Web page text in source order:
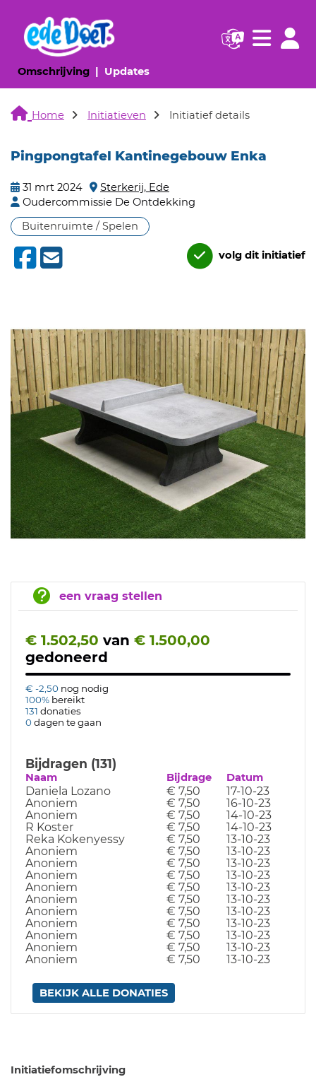
Omschrijving(huidige pagina)
Updates(huidige pagina)
Navigatie
Home Initiatieven Initiatief details
Pingpongtafel Kantinegebouw Enka
31 mrt 2024
Sterkerij, Ede
Oudercommissie De Ontdekking
Buitenruimte / Spelen
volg dit initiatief
een vraag stellen
€ 1.502,50 van € 1.500,00
gedoneerd
€ -2,50 nog nodig
100% bereikt
131 donaties
0dagen te gaan
Bijdragen (131)
Naam Bijdrage Datum
Daniela Lozano € 7,50
17-10-23
Anoniem
€ 7,50
16-10-23
Anoniem
€ 7,50
14-10-23
R Koster
€ 7,50
14-10-23
Reka Kokenyessy
€ 7,50
13-10-23
Anoniem
€ 7,50
13-10-23
Anoniem
€ 7,50
13-10-23
Anoniem
€ 7,50
13-10-23
Anoniem
€ 7,50
13-10-23
Anoniem
€ 7,50
13-10-23
Anoniem
€ 7,50
13-10-23
Anoniem
€ 7,50
13-10-23
Anoniem
€ 7,50
13-10-23
Anoniem
€ 7,50
13-10-23
Anoniem
€ 7,50 13-10-23
BEKIJK ALLE DONATIES
Initiatiefomschrijving